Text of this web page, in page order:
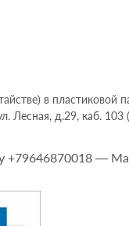
в пластиковой
Лесная, д.29, каб.
—